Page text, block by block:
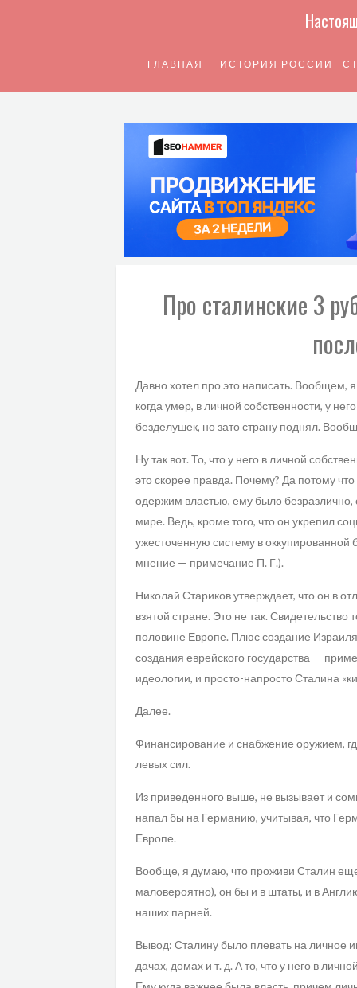
ГЛАВНАЯ ИСТОРИЯ РОССИИ
Про сталинские 3
Давно хотел про это написать. Вообщем,
когда умер, в личной собственности, у
безделушек, но зато страну поднял.
Ну так вот. То, что у него в личной
это скорее правда. Почему? Да потому
одержим властью, ему было
мире. Ведь, кроме того, что он укрепил
ужесточенную систему в
мнение — примечание П. Г.).
Николай Стариков утверждает, что он в
взятой стране. Это не так.
половине Европе. Плюс создание
создания еврейского государства —
идеологии, и просто-напросто Сталина
Далее.
Финансирование и снабжение оружием,
левых сил.
Из приведенного выше, не вызывает и
напал бы на Германию, учитывая, что
Европе.
Вообще, я думаю, что проживи Сталин
маловероятно), он бы и в штаты, и в
наших парней.
Вывод: Сталину было плевать на личное
дачах, домах и т. д. А то, что у него в